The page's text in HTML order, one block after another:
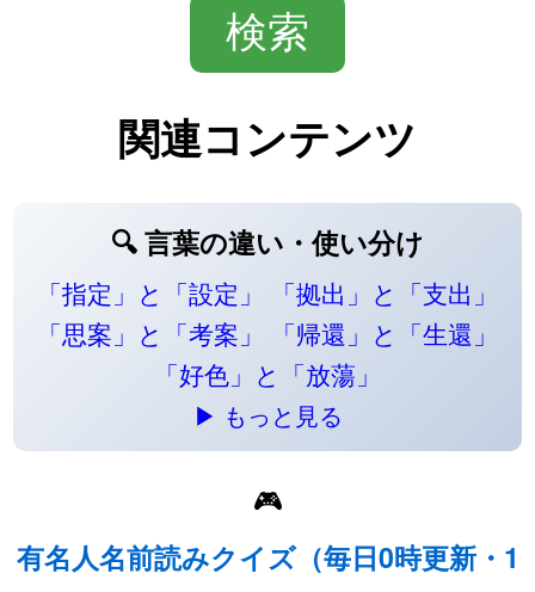
関連コンテンツ
🔍 言葉の違い・使い分け
「指定」と「設定」
「拠出」と「支出」
「思案」と「考案」
「帰還」と「生還」
「好色」と「放蕩」
▶ もっと見る
🎮
有名人名前読みクイズ（毎日0時更新・1